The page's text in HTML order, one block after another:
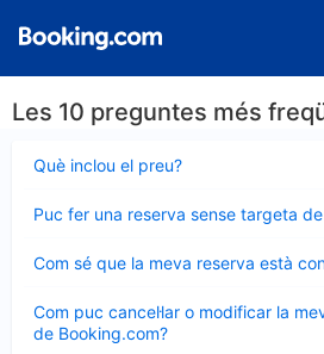
Les 10 preguntes més
Què inclou el preu?
tancat
Puc fer una reserva sense targeta
tancat
Com sé que la meva reserva està
tancat
Com puc cancel·lar o modificar la
de Booking.com?
tancat